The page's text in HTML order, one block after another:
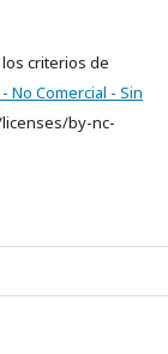
criterios de
No Comercial - Sin
by-nc-